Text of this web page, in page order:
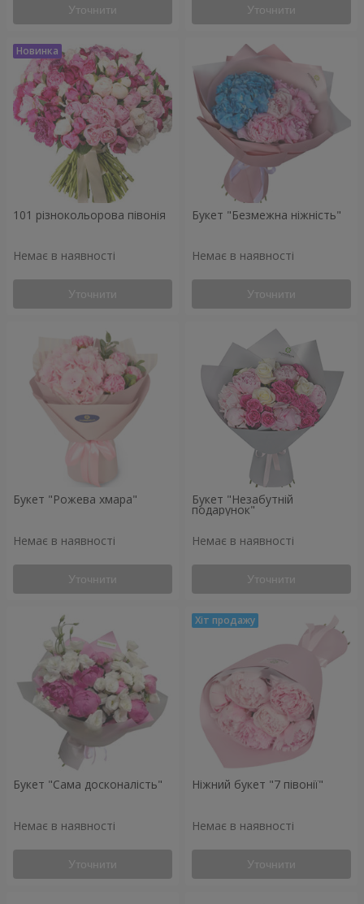
Уточнити Уточнити
101 різнокольорова півонія
Немає в наявності
Уточнити
Букет "Безмежна ніжність"
Немає в наявності
Уточнити
Букет "Рожева хмара"
Немає в наявності
Уточнити
Букет "Незабутній
подарунок"
Немає в наявності
Уточнити
Букет "Сама досконалість"
Немає в наявності
Уточнити
Ніжний букет "7 півонії"
Немає в наявності
Уточнити